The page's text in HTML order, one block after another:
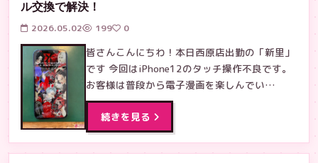
ル交換で解決！
2026.05.02
199 0
皆さんこんにちわ！本日西原店出勤の「新里」
です 今回はiPhone12のタッチ操作不良です。
お客様は普段から電子漫画を楽しんでい…
続きを見る